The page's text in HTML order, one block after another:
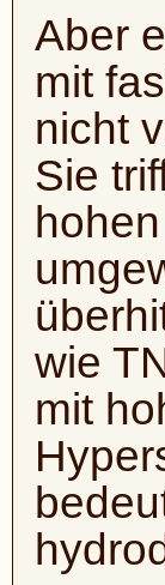
Aber
mit
nicht
Sie
wie
mit